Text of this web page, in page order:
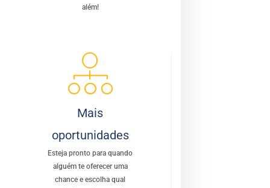
além!
Mais
oportunidades
Esteja pronto para quando
alguém te oferecer uma
chance e escolha qual